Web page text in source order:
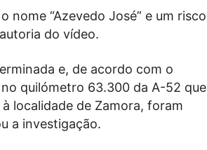
“Azevedo José” e um risco
do vídeo.
e, de acordo com o
quilómetro 63.300 da A-52 que
localidade de Zamora, foram
a investigação.